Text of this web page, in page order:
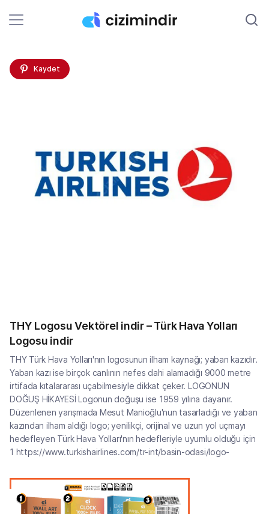
Kaydet
THY Logosu Vektörel indir – Türk Hava Yolları
Logosu indir
THY Türk Hava Yolları'nın logosunun ilham kaynağı; yaban kazıdır.
Yaban kazı ise birçok canlının nefes dahi alamadığı 9000 metre
irtifada kıtalararası uçabilmesiyle dikkat çeker. LOGONUN
DOĞUŞ HİKAYESİ Logonun doğuşu ise 1959 yılına dayanır.
Düzenlenen yarışmada Mesut Manioğlu'nun tasarladığı ve yaban
kazından ilham aldığı logo; yenilikçi, orijinal ve uzun yol uçmayı
hedefleyen Türk Hava Yolları'nın hedefleriyle uyumlu olduğu için
1 https://www.turkishairlines.com/tr-int/basin-odasi/logo-